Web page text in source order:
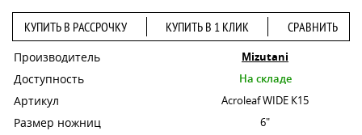
КУПИТЬ В РАССРОЧКУ КУПИТЬ В 1 КЛИК СРАВНИТЬ
Производитель Mizutani
Доступность На складе
Артикул Acroleaf WIDE К15
Размер ножниц 6"